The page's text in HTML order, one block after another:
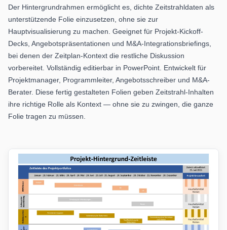
Der Hintergrundrahmen ermöglicht es, dichte Zeitstrahldaten als
unterstützende Folie einzusetzen, ohne sie zur
Hauptvisualisierung zu machen. Geeignet für Projekt-Kickoff-
Decks, Angebotspräsentationen und M&A-Integrationsbriefings,
bei denen der Zeitplan-Kontext die restliche Diskussion
vorbereitet. Vollständig editierbar in PowerPoint. Entwickelt für
Projektmanager, Programmleiter, Angebotsschreiber und M&A-
Berater. Diese fertig gestalteten Folien geben Zeitstrahl-Inhalten
ihre richtige Rolle als Kontext — ohne sie zu zwingen, die ganze
Folie tragen zu müssen.